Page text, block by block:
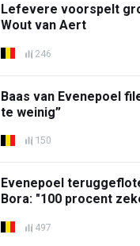
Lefevere voorspelt
Wout van Aert
246
Baas van Evenepoel
te weinig”
150
Evenepoel
Bora: "100 procent
497